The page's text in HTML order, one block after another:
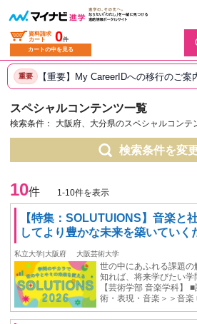
資料請求
カート
0件
カートの中を見る
重要 【重要】My CareerIDへの移行のご案
スペシャルコンテンツ一覧
検索条件： 大阪府、大分県のスペシャルコンテ
検索条件を変
10件 1-10件を表示
【特集：SOLUTUIONS】音楽と
してより豊かな未来を築いていく
私立大学|大阪府 大阪芸術大学
世の中にあふれる課題
知れば、将来学びたい学
【芸術学部 音楽学科】
術・表現・音楽＞＞音